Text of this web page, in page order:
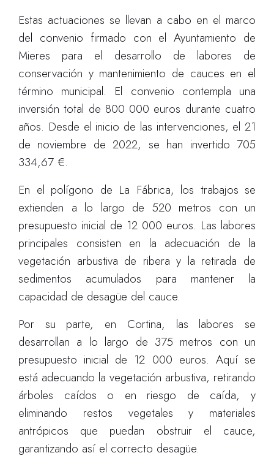
Estas actuaciones se llevan a cabo en el marco
del convenio firmado con el Ayuntamiento de
Mieres para el desarrollo de labores de
conservación y mantenimiento de cauces en el
término municipal. El convenio contempla una
inversión total de 800 000 euros durante cuatro
años. Desde el inicio de las intervenciones, el 21
de noviembre de 2022, se han invertido 705
334,67 €.
En el polígono de La Fábrica, los trabajos se
extienden a lo largo de 520 metros con un
presupuesto inicial de 12 000 euros. Las labores
principales consisten en la adecuación de la
vegetación arbustiva de ribera y la retirada de
sedimentos acumulados para mantener la
capacidad de desagüe del cauce.
Por su parte, en Cortina, las labores se
desarrollan a lo largo de 375 metros con un
presupuesto inicial de 12 000 euros. Aquí se
está adecuando la vegetación arbustiva, retirando
árboles caídos o en riesgo de caída, y
eliminando restos vegetales y materiales
antrópicos que puedan obstruir el cauce,
garantizando así el correcto desagüe.